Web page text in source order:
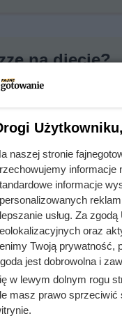
na diecie?
zdrowsza wersja
się w niemal
z przerażeniem.
Użytkowniku,
naszej stronie
informacje
informacje
usług. Za
oraz
Twoją prywatność,
jest dobrowolna i
w lewym dolnym rogu
masz prawo sprzeciwić